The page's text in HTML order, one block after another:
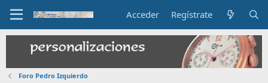
Acceder Regístrate
Foro Pedro Izquierdo